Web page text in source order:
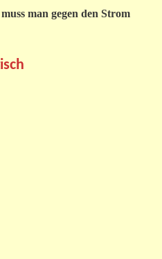
man gegen den Strom